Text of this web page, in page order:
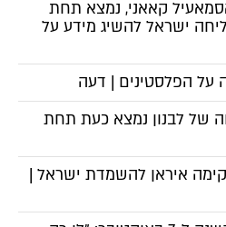
קאאני, נמצא תחת
ישראל להשיג מידע על
על הפלסטינים | דעה
של לבנון נמצא כעת תחת
איראן להשמדת ישראל |